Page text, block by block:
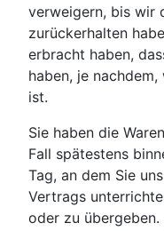
verweigern, bis wir
zurückerhalten
erbracht haben,
haben, je
ist.
Sie haben die
Fall spätestens
Tag, an dem Sie
Vertrags
oder zu